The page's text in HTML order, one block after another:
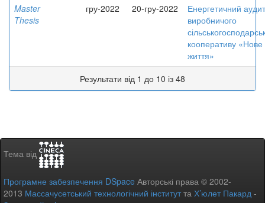
Master
Thesis
гру-2022 20-гру-2022
Енергетичний аудит
виробничого
кооперативу «Нове
життя»
Результати від 1 до 10 із 48
Тема від
Програмне забезпечення DSpace Авторські права © 2002-
2013 Массачусетський технологічний інститутта Х’юлет Пакард -